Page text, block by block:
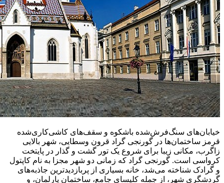
خیابان‌های سنگ‌فرش‌شده باشکوه و سقف‌های کاشی‌کاری‌شده
قرمز ساختمان‌ها در گورنجی گراد قرون وسطایی، شهر بالایی
زاگرب، مکانی زیبا برای شروع یک تور گشت و گذار در پایتخت
کرواسی است. گورنجی گراد که زمانی دو شهر مجزا به نام کاپتول
و گرادک شناخته می‌شد، خانه بسیاری از پربازدیدترین جاذبه‌های
گردشگری شهر، از جمله کلیسای جامع، ساختمان پارلمان، و